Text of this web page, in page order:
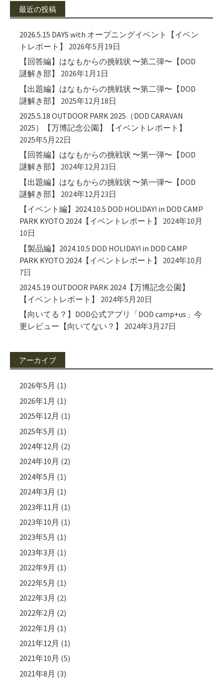
最近の投稿
2026.5.15 DAYS with オープニングイベント【イベン
トレポート】
2026年5月19日
【回答編】はなもからの挑戦状 〜第二弾〜【DOD
謎解き部】
2026年1月1日
【出題編】はなもからの挑戦状 〜第二弾〜【DOD
謎解き部】
2025年12月18日
2025.5.18 OUTDOOR PARK 2025（DOD CARAVAN
2025）【万博記念公園】【イベントレポート】
2025年5月22日
【回答編】はなもからの挑戦状 〜第一弾〜【DOD
謎解き部】
2024年12月23日
【出題編】はなもからの挑戦状 〜第一弾〜【DOD
謎解き部】
2024年12月23日
【イベント編】2024.10.5 DOD HOLIDAY! in DOD CAMP
PARK KYOTO 2024【イベントレポート】
2024年10月
10日
【製品編】2024.10.5 DOD HOLIDAY! in DOD CAMP
PARK KYOTO 2024【イベントレポート】
2024年10月
7日
2024.5.19 OUTDOOR PARK 2024【万博記念公園】
【イベントレポート】
2024年5月20日
【向いてる？】DOD公式アプリ「DOD camp+us」今
更レビュー【向いてない？】
2024年3月27日
アーカイブ
2026年5月 (1)
2026年1月 (1)
2025年12月 (1)
2025年5月 (1)
2024年12月 (2)
2024年10月 (2)
2024年5月 (1)
2024年3月 (1)
2023年11月 (1)
2023年10月 (1)
2023年5月 (1)
2023年3月 (1)
2022年9月 (1)
2022年5月 (1)
2022年3月 (2)
2022年2月 (2)
2022年1月 (1)
2021年12月 (1)
2021年10月 (5)
2021年8月 (3)